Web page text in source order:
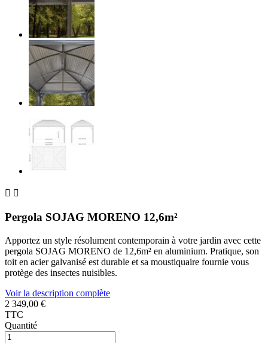
 
Pergola SOJAG MORENO 12,6m²
Apportez un style résolument contemporain à votre jardin avec cette
pergola SOJAG MORENO de 12,6m² en aluminium. Pratique, son
toit en acier galvanisé est durable et sa moustiquaire fournie vous
protège des insectes nuisibles.
Voir la description complète
2 349,00 €
TTC
Quantité